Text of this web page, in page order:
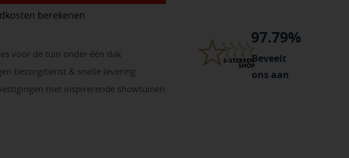
aantalberekenen
voor de tuin onder één dak
bezorgdienst & snelle levering
met inspirerende showtuinen
97.79%
Beveelt
ons aan